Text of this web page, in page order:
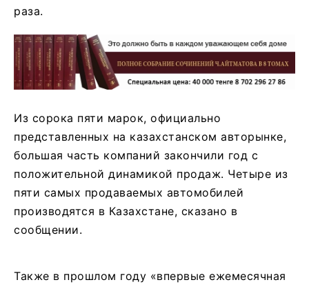
раза.
Из сорока пяти марок, официально
представленных на казахстанском авторынке,
большая часть компаний закончили год с
положительной динамикой продаж. Четыре из
пяти самых продаваемых автомобилей
производятся в Казахстане, сказано в
сообщении.
Также в прошлом году «впервые ежемесячная